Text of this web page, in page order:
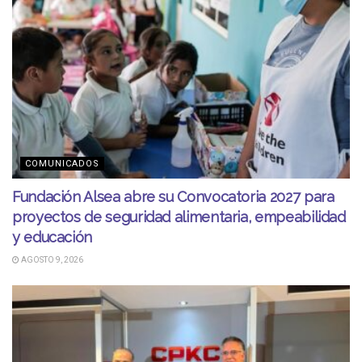
COMUNICADOS
Fundación Alsea abre su Convocatoria 2027 para
proyectos de seguridad alimentaria, empeabilidad
y educación
AGOSTO 9, 2026